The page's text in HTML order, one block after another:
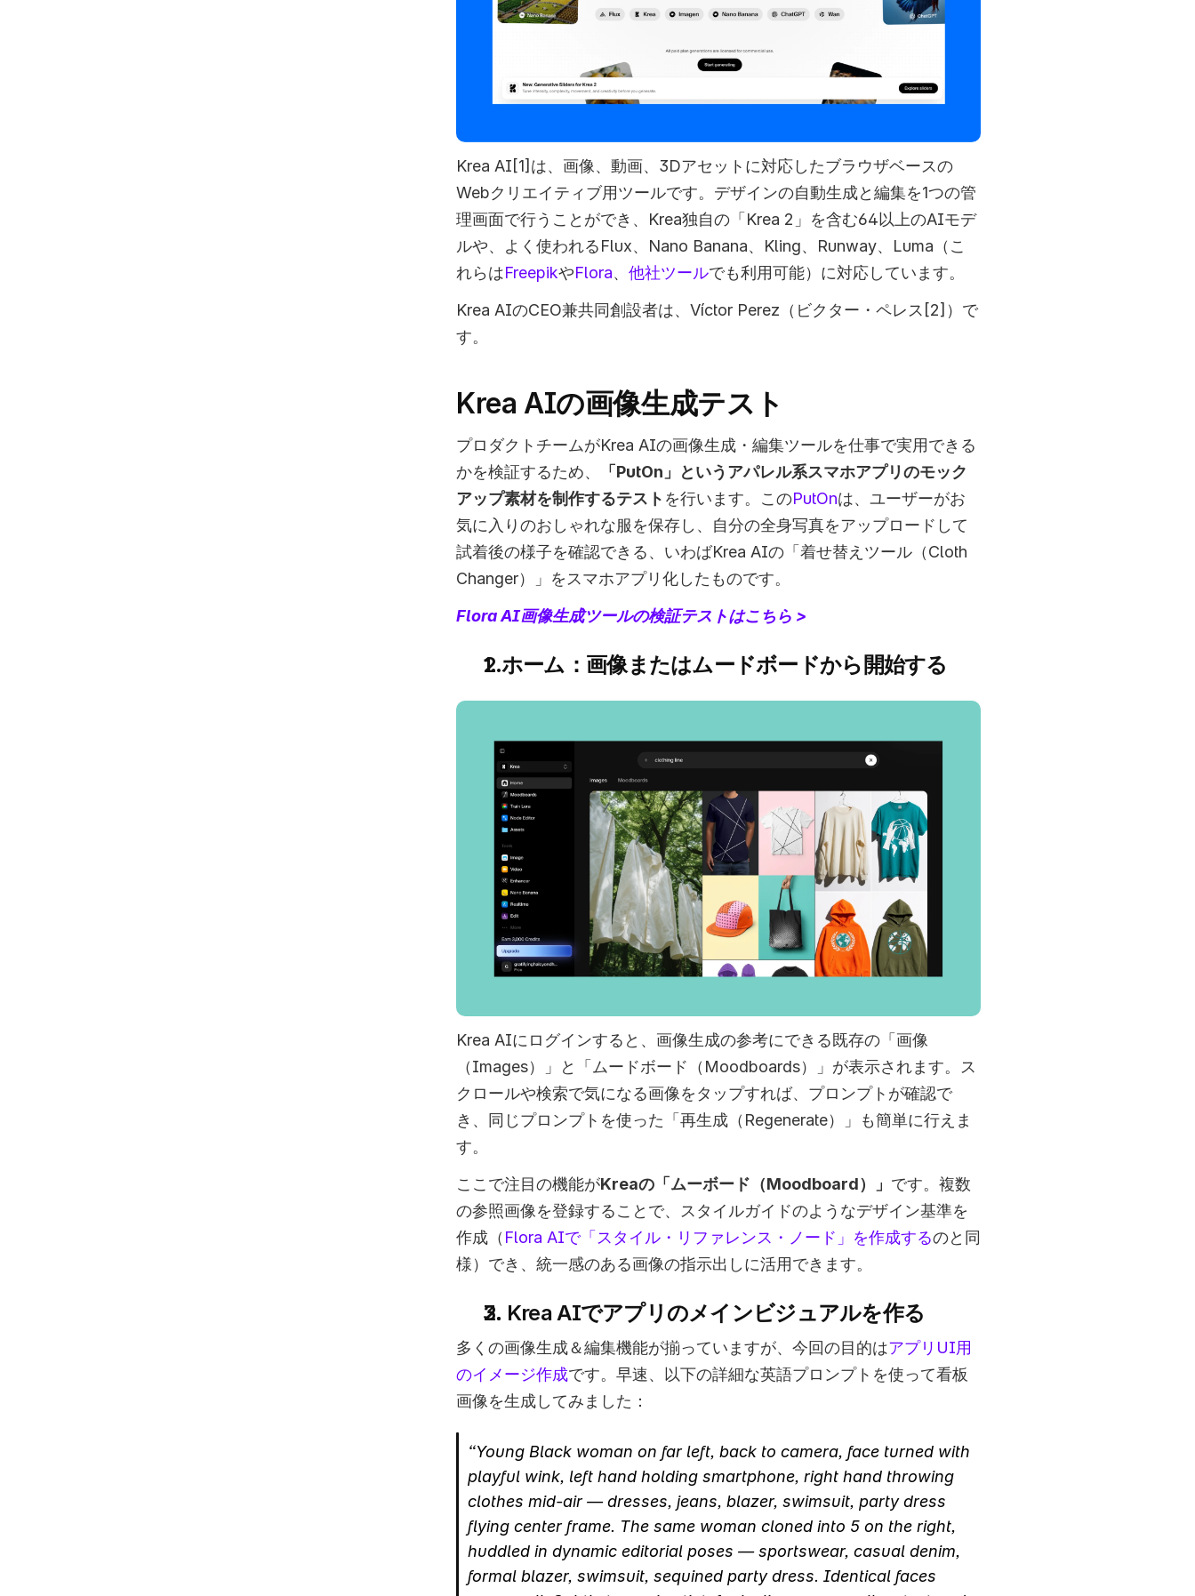
Krea AI[1]は、画像、動画、3Dアセットに対応したブラウザベースの
Webクリエイティブ用ツールです。デザインの自動生成と編集を1つの管
理画面で行うことができ、Krea独自の「Krea 2」を含む64以上のAIモデ
ルや、よく使われるFlux、Nano Banana、Kling、Runway、Luma（こ
れらはFreepikやFlora、 他社ツールでも利用可能）に対応しています。
Krea AIのCEO兼共同創設者は、Víctor Perez（ビクター・ペレス[2]）で
す。
Krea AIの画像生成テスト
プロダクトチームがKrea AIの画像生成・編集ツールを仕事で実用できる
かを検証するため、
「PutOn」というアパレル系スマホアプリのモック
アップ素材を制作するテスト を行います。このPutOnは、ユーザーがお
気に入りのおしゃれな服を保存し、自分の全身写真をアップロードして
試着後の様子を確認できる、いわばKrea AIの「着せ替えツール（Cloth
Changer）」をスマホアプリ化したものです。
Flora AI画像生成ツールの検証テストはこちら >
1. ホーム：画像またはムードボードから開始する
Krea AIにログインすると、画像生成の参考にできる既存の「画像
（Images）」と「ムードボード（Moodboards）」が表示されます。ス
クロールや検索で気になる画像をタップすれば、プロンプトが確認で
き、同じプロンプトを使った「再生成（Regenerate）」も簡単に行えま
す。
ここで注目の機能がKreaの「ムーボード（Moodboard）」 です。複数
の参照画像を登録することで、スタイルガイドのようなデザイン基準を
作成（ Flora AIで「スタイル・リファレンス・ノード」を作成するのと同
様）でき、統一感のある画像の指示出しに活用できます。
2. Krea AIでアプリのメインビジュアルを作る
多くの画像生成＆編集機能が揃っていますが、今回の目的はアプリUI用
のイメージ作成です。早速、以下の詳細な英語プロンプトを使って看板
画像を生成してみました：
“Young Black woman on far left, back to camera, face turned with
playful wink, left hand holding smartphone, right hand throwing
clothes mid-air — dresses, jeans, blazer, swimsuit, party dress
flying center frame. The same woman cloned into 5 on the right,
huddled in dynamic editorial poses — sportswear, casual denim,
formal blazer, swimsuit, sequined party dress. Identical faces